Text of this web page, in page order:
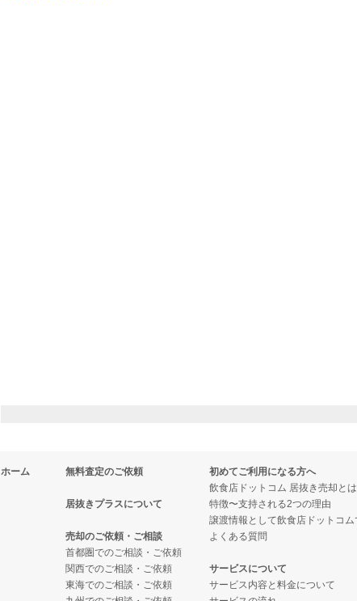
ホーム 無料査定のご依頼
居抜きプラスについて
売却のご依頼・ご相談
首都圏でのご相談・ご依頼
関西でのご相談・ご依頼
東海でのご相談・ご依頼
初めてご利用になる方へ
飲食店ドットコム 居抜き売却とは
特徴〜支持される2つの理由
譲渡情報として飲食店ドットコ
よくある質問
サービスについて
サービス内容と料金について